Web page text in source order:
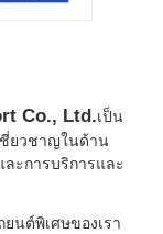
Co., Ltd.เป็น
ชี่ยวชาญในด้าน
ะการบริการและ
นต์พิเศษของเรา